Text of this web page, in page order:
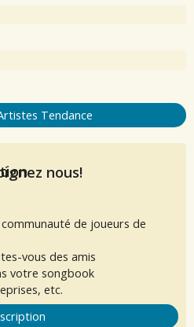
Tendance
nous!
de joueurs de
vous des amis
votre songbook
etc.